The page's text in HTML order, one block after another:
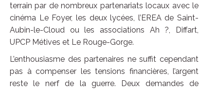
terrain par de nombreux partenariats locaux avec le
cinéma Le Foyer, les deux lycées, l’EREA de Saint-
Aubin-le-Cloud ou les associations Ah ?, Diffart,
UPCP Métives et Le Rouge-Gorge.
L’enthousiasme des partenaires ne suffit cependant
pas à compenser les tensions financières, l’argent
reste le nerf de la guerre. Deux demandes de